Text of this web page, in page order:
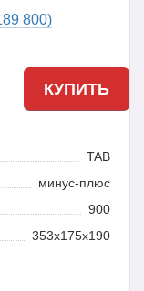
800)
КУПИТЬ
TAB
минус-плюс
900
353x175x190